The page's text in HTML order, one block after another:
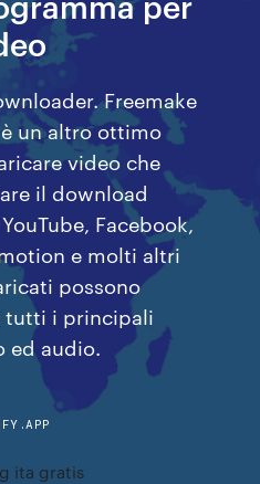
Freemake
un altro ottimo
video che
il download
Facebook,
e molti altri
possono
tutti i principali
ed audio.
ita gratis